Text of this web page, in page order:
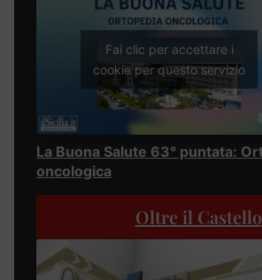
Fai clic per accettare i
cookie per questo servizio
La Buona Salute 63° puntata:
oncologica
Oltre il Castello